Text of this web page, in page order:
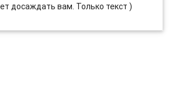
досаждать вам. Только текст )